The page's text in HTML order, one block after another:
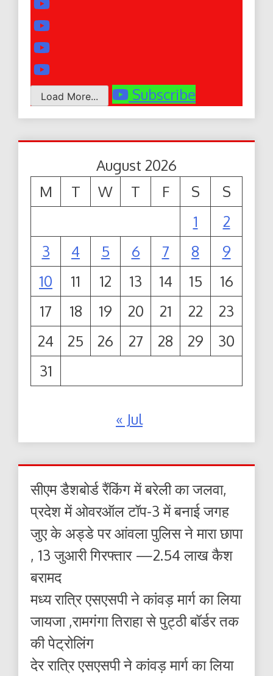
Load More... Subscribe
August 2026
M
T W T F S
S
1
2
3
4 5 6 7 8
9
10
11 12 13 14 15
16
17
18 19 20 21 22
23
24
25 26 27 28 29
30
31
« Jul
सीएम डैशबोर्ड रैंकिंग में बरेली का जलवा,
प्रदेश में ओवरऑल टॉप-3 में बनाई जगह
जुए के अड्डे पर आंवला पुलिस ने मारा छापा
, 13 जुआरी गिरफ्तार —2.54 लाख कैश
बरामद
मध्य रात्रि एसएसपी ने कांवड़ मार्ग का लिया
जायजा ,रामगंगा तिराहा से पुट्ठी बॉर्डर तक
की पेट्रोलिंग
देर रात्रि एसएसपी ने कांवड़ मार्ग का लिया